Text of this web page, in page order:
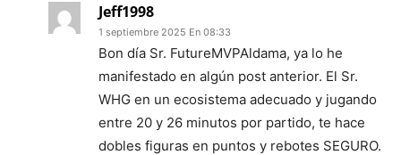
Jeff1998
1 septiembre 2025 En 08:33
Bon día Sr. FutureMVPAldama, ya lo he
manifestado en algún post anterior. El Sr.
WHG en un ecosistema adecuado y jugando
entre 20 y 26 minutos por partido, te hace
dobles figuras en puntos y rebotes SEGURO.